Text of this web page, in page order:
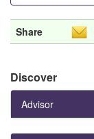
Share
Discover
Advisor